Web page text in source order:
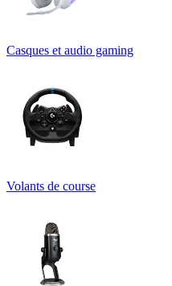
Casques et audio gaming
Volants de course